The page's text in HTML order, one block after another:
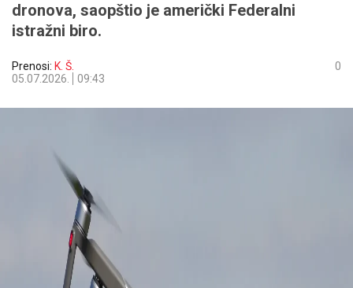
dronova, saopštio je američki Federalni
istražni biro.
Prenosi: K. Š.
05.07.2026.
09:43
0